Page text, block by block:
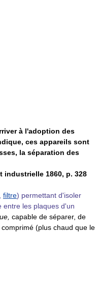
à l'adoption des
ces appareils sont
la séparation des
industrielle 1860, p. 328
filtre) permettant d'isoler
entre les plaques d'un
capable de séparer, de
(plus chaud que le